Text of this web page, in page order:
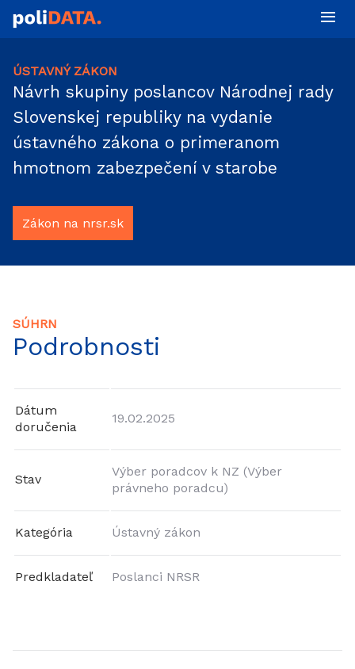
ÚSTAVNÝ ZÁKON
Návrh skupiny poslancov Národnej rady
Slovenskej republiky na vydanie
ústavného zákona o primeranom
hmotnom zabezpečení v starobe
Zákon na nrsr.sk
SÚHRN
Podrobnosti
Dátum
doručenia
19.02.2025
Stav
Výber poradcov k NZ (Výber
právneho poradcu)
Kategória Ústavný zákon
Predkladateľ Poslanci NRSR